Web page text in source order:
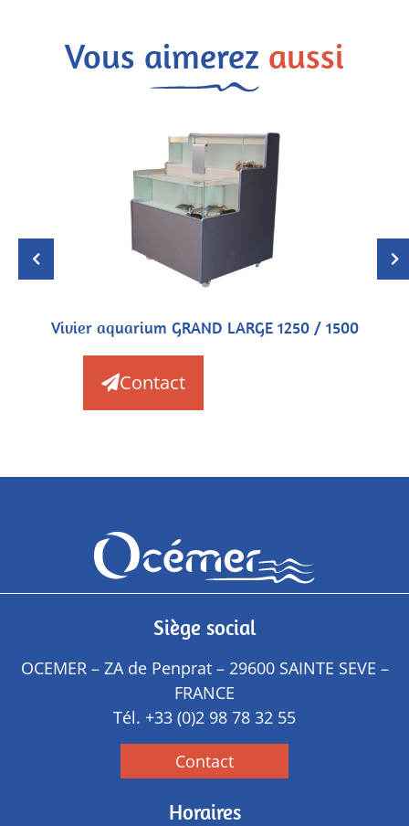
Contact
Vous aimerez aussi
Vivier aquarium GRAND LARGE 1250 / 1500
Siège social
OCEMER – ZA de Penprat – 29600 SAINTE SEVE –
FRANCE
Tél. +33 (0)2 98 78 32 55
Contact
Horaires